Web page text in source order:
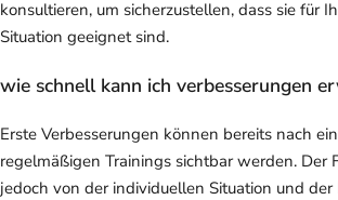
konsultieren, um sicherzustellen, dass sie für
Situation geeignet sind.
wie schnell kann ich verbesserungen
Erste Verbesserungen können bereits nach
regelmäßigen Trainings sichtbar werden. Der
jedoch von der individuellen Situation und